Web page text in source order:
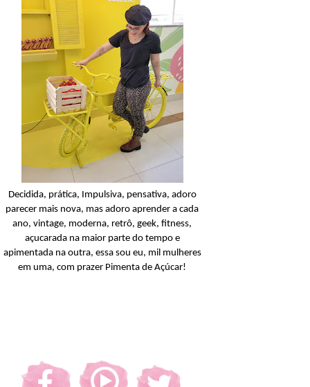
Açucarando:
Naturals Neutro
Balanceada Shampoo
Decidida, prática, Impulsiva, pensativa, adoro
parecer mais nova, mas adoro aprender a cada
ano, vintage, moderna, retrô, geek, fitness,
açucarada na maior parte do tempo e
apimentada na outra, essa sou eu, mil mulheres
em uma, com prazer Pimenta de Açúcar!